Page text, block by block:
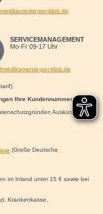
per-klick.de
SERVICEMANAGEMENT
Mo-Fr 09-17 Uhr
per-klick.de
Ihre Kundennummer für uns
Auskünfte nur
(Große Deutsche
im Inland unter 15 €sowie bei
Krankenkasse.